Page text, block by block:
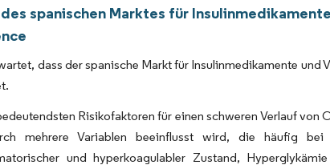
spanischen Marktes für
dass der spanische Markt für Insulinmedikamente
Risikofaktoren für einen schweren Verlauf
mehrere Variablen beeinflusst wird, die häufig
und hyperkoagulabler Zustand,